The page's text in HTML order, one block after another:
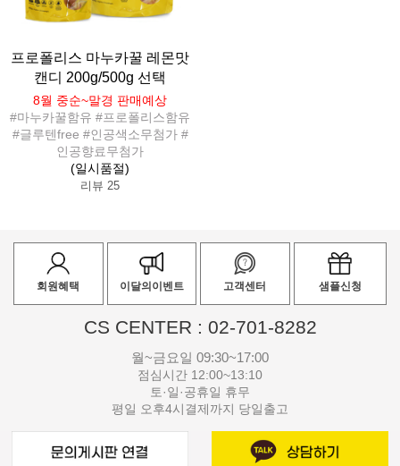
프로폴리스 마누카꿀 레몬맛
캔디 200g/500g 선택
8월 중순~말경 판매예상
#마누카꿀함유 #프로폴리스함유
#글루텐free #인공색소무첨가 #
인공향료무첨가
(일시품절)
리뷰 25
회원혜택 이달의이벤트 고객센터 샘플신청
CS CENTER : 02-701-8282
월~금요일 09:30~17:00
점심시간 12:00~13:10
토·일·공휴일 휴무
평일 오후4시결제까지 당일출고